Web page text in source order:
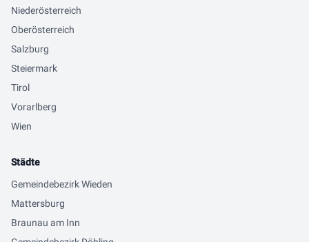
Niederösterreich
Oberösterreich
Salzburg
Steiermark
Tirol
Vorarlberg
Wien
Städte
Gemeindebezirk Wieden
Mattersburg
Braunau am Inn